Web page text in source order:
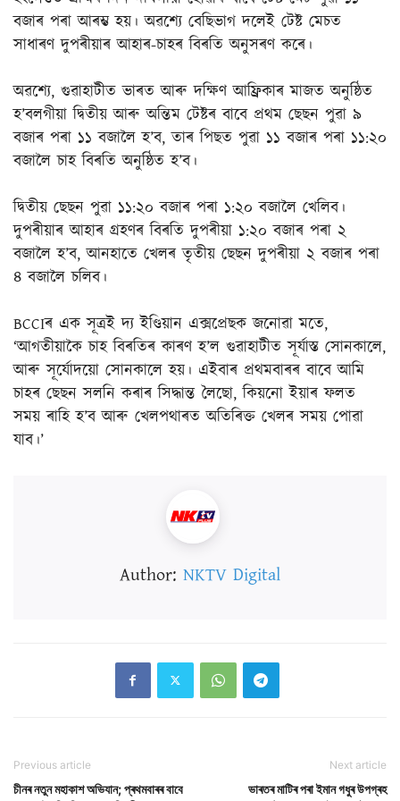
বজাৰ পৰা আৰম্ভ হয়। অৱশ্যে বেছিভাগ দলেই টেষ্ট মেচত
সাধাৰণ দুপৰীয়াৰ আহাৰ-চাহৰ বিৰতি অনুসৰণ কৰে।
অৱশ্যে, গুৱাহাটীত ভাৰত আৰু দক্ষিণ আফ্ৰিকাৰ মাজত অনুষ্ঠিত
হ’বলগীয়া দ্বিতীয় আৰু অন্তিম টেষ্টৰ বাবে প্ৰথম ছেছন পুৱা ৯
বজাৰ পৰা ১১ বজালৈ হ’ব, তাৰ পিছত পুৱা ১১ বজাৰ পৰা ১১:২০
বজালৈ চাহ বিৰতি অনুষ্ঠিত হ’ব।
দ্বিতীয় ছেছন পুৱা ১১:২০ বজাৰ পৰা ১:২০ বজালৈ খেলিব।
দুপৰীয়াৰ আহাৰ গ্ৰহণৰ বিৰতি দুপৰীয়া ১:২০ বজাৰ পৰা ২
বজালৈ হ’ব, আনহাতে খেলৰ তৃতীয় ছেছন দুপৰীয়া ২ বজাৰ পৰা
৪ বজালৈ চলিব।
BCCIৰ এক সূত্ৰই দ্য ইণ্ডিয়ান এক্সপ্ৰেছক জনোৱা মতে,
‘আগতীয়াকৈ চাহ বিৰতিৰ কাৰণ হ’ল গুৱাহাটীত সূৰ্যাস্ত সোনকালে,
আৰু সূৰ্যোদয়ো সোনকালে হয়। এইবাৰ প্ৰথমবাৰৰ বাবে আমি
চাহৰ ছেছন সলনি কৰাৰ সিদ্ধান্ত লৈছো, কিয়নো ইয়াৰ ফলত
সময় ৰাহি হ’ব আৰু খেলপথাৰত অতিৰিক্ত খেলৰ সময় পোৱা
যাব।’
Author: NKTV Digital
Previous article
চীনৰ নতুন মহাকাশ অভিযান; প্ৰথমবাৰৰ বাবে
Next article
ভাৰতৰ মাটিৰ পৰা ইমান গধুৰ উপগ্ৰহ